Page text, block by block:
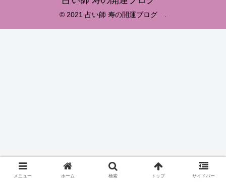
© 2021 占い師 寿の開運ブログ .
メニュー ホーム 検索 トップ サイドバー